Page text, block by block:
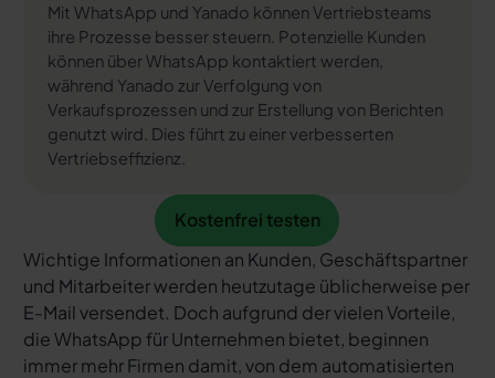
Mit WhatsApp und Yanado können Vertriebsteams
ihre Prozesse besser steuern. Potenzielle Kunden
können über WhatsApp kontaktiert werden,
während Yanado zur Verfolgung von
Verkaufsprozessen und zur Erstellung von Berichten
genutzt wird. Dies führt zu einer verbesserten
Vertriebseffizienz.
Kostenfrei testen
Kostenfrei testen
Wichtige Informationen an Kunden, Geschäftspartner
und Mitarbeiter werden heutzutage üblicherweise per
E-Mail versendet. Doch aufgrund der vielen Vorteile,
die WhatsApp für Unternehmen bietet, beginnen
immer mehr Firmen damit, von dem automatisierten